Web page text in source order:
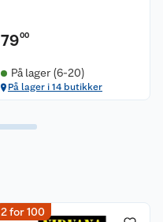
7900
På lager (6-20)
På lager i 14 butikker
2 for 100